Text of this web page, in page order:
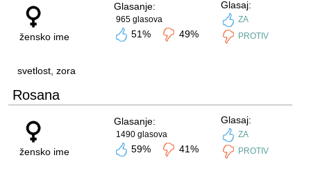
žensko ime
Glasanje:
965 glasova
51% 49%
Glasaj:
ZA
PROTIV
svetlost, zora
Rosana
žensko ime
Glasanje:
1490 glasova
59% 41%
Glasaj:
ZA
PROTIV